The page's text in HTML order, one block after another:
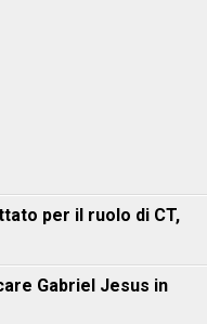
per il ruolo di CT,
Gabriel Jesus in